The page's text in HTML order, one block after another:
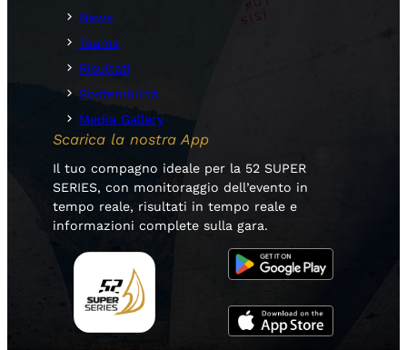
News
Teams
Risultati
Sostenibilità
Media Gallery
Scarica la nostra App
Il tuo compagno ideale per la 52 SUPER
SERIES, con monitoraggio dell’evento in
tempo reale, risultati in tempo reale e
informazioni complete sulla gara.